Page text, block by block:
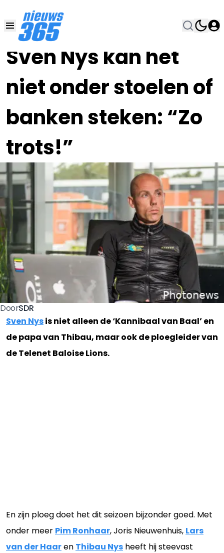
Sven Nys kan het
niet onder stoelen of
banken steken: “Zo
trots!”
18 DEC 2023, 20:45
DoorSDR
Sven Nysis niet alleen de ‘Kannibaal van Baal’ en
de papa van Thibau, maar ook de ploegleider van
de Telenet Baloise Lions.
En zijn ploeg doet het dit seizoen bijzonder goed. Met
onder meer Pim Ronhaar, Joris Nieuwenhuis, Lars
van der Haaren Thibau Nys heeft hij steevast